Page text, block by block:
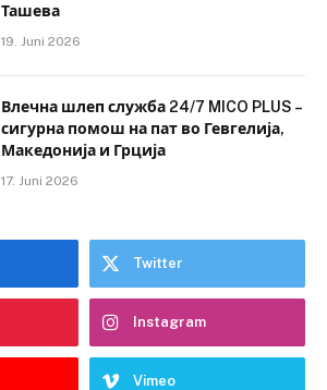
Ташева
19. Juni 2026
Влечна шлеп служба 24/7 MICO PLUS –
сигурна помош на пат во Гевгелија,
Македонија и Грција
17. Juni 2026
Twitter
Instagram
Vimeo